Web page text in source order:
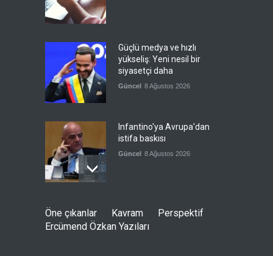
Güçlü medya ve hızlı
yükseliş: Yeni nesil bir
siyasetçi daha
Güncel 8 Ağustos 2026
Infantino'ya Avrupa'dan
istifa baskısı
Güncel 8 Ağustos 2026
Kolombiya, solcu Petro'nun
yerine aşırı sağcı Espriella'yı
getirdi
Öne çıkanlar Kavram
Perspektif
Ercümend Özkan Yazıları